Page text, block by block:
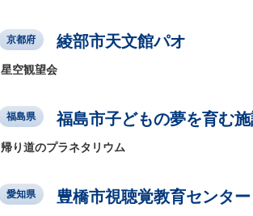
京都府 綾部市天文館パオ
星空観望会
福島県 福島市子どもの夢を育む施
帰り道のプラネタリウム
愛知県 豊橋市視聴覚教育センター